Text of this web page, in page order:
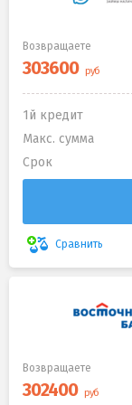
Возвращаете
1й кредит
Макс. сумма
Срок
Сравнить
Возвращаете